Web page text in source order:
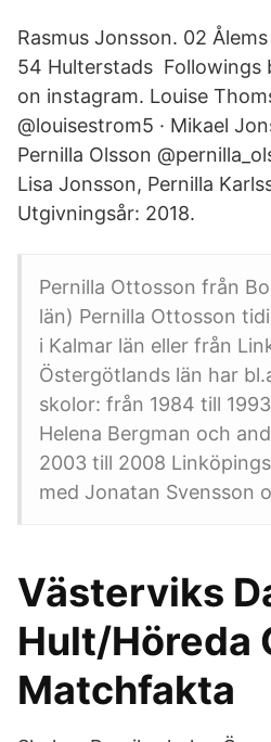
Rasmus Jonsson. 02
54 Hulterstads Followings
on instagram. Louise
@louisestrom5 · Mikael
Pernilla Olsson
Lisa Jonsson, Pernilla
Utgivningsår: 2018.
Pernilla Ottosson från
län) Pernilla Ottosson
i Kalmar län eller från
Östergötlands län har
skolor: från 1984 till
Helena Bergman och
2003 till 2008
med Jonatan Svensson
Västerviks
Hult/Höreda
Matchfakta